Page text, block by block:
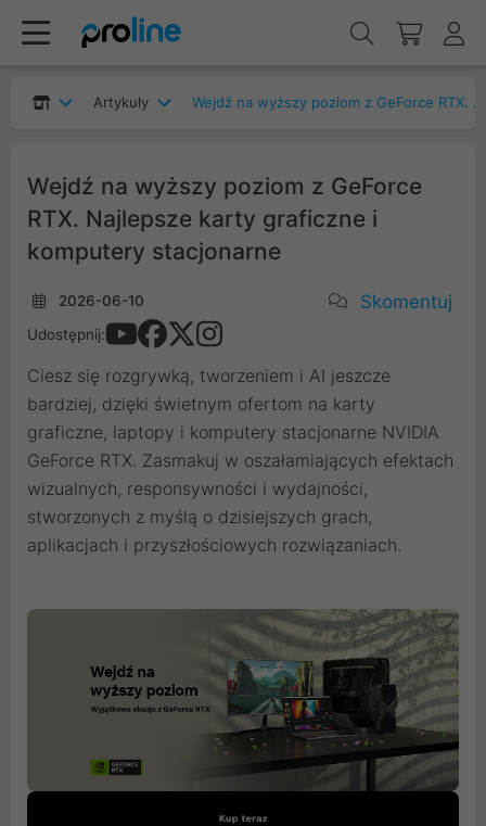
Artykuły Wejdź na wyższy poziom z GeForce RTX. Najlepsze karty graficzne i komputery stacjonarne
Wejdź na wyższy poziom z GeForce
RTX. Najlepsze karty graficzne i
komputery stacjonarne
2026-06-10 Skomentuj
Udostępnij:
Ciesz się rozgrywką, tworzeniem i AI jeszcze
bardziej, dzięki świetnym ofertom na karty
graficzne, laptopy i komputery stacjonarne NVIDIA
GeForce RTX. Zasmakuj w oszałamiających efektach
wizualnych, responsywności i wydajności,
stworzonych z myślą o dzisiejszych grach,
aplikacjach i przyszłościowych rozwiązaniach.